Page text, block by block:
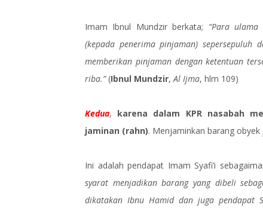
Imam Ibnul Mundzir berkata; “Para
(kepada penerima pinjaman)
memberikan pinjaman dengan ketentuan
riba.”(Ibnul Mundzir,Al Ijma, hlm 109)
Kedua, karena dalam KPR nasabah
jaminan (rahn). Menjaminkan barang obyek
Ini adalah pendapat Imam Syafi’i
syarat menjadikan barang yang dibeli
dikatakan Ibnu Hamid dan juga pendapat